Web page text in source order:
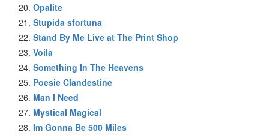
Opalite
Stupida sfortuna
Stand By Me Live at The Print Shop
Voila
Something In The Heavens
Poesie Clandestine
Man I Need
Mystical Magical
Im Gonna Be 500 Miles